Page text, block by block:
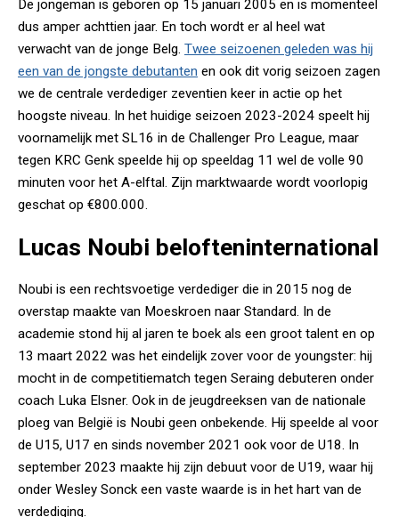
De jongeman is geboren op 15 januari 2005 en is momenteel
dus amper achttien jaar. En toch wordt er al heel wat
verwacht van de jonge Belg. Twee seizoenen geleden was hij
een van de jongste debutanten en ook dit vorig seizoen zagen
we de centrale verdediger zeventien keer in actie op het
hoogste niveau. In het huidige seizoen 2023-2024 speelt hij
voornamelijk met SL16 in de Challenger Pro League, maar
tegen KRC Genk speelde hij op speeldag 11 wel de volle 90
minuten voor het A-elftal. Zijn marktwaarde wordt voorlopig
geschat op €800.000.
Lucas Noubi belofteninternational
Noubi is een rechtsvoetige verdediger die in 2015 nog de
overstap maakte van Moeskroen naar Standard. In de
academie stond hij al jaren te boek als een groot talent en op
13 maart 2022 was het eindelijk zover voor de youngster: hij
mocht in de competitiematch tegen Seraing debuteren onder
coach Luka Elsner. Ook in de jeugdreeksen van de nationale
ploeg van België is Noubi geen onbekende. Hij speelde al voor
de U15, U17 en sinds november 2021 ook voor de U18. In
september 2023 maakte hij zijn debuut voor de U19, waar hij
onder Wesley Sonck een vaste waarde is in het hart van de
verdediging.